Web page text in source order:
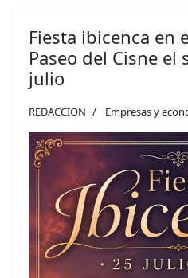
Fiesta ibicenca en
Paseo del Cisne el
julio
REDACCION Empresas y